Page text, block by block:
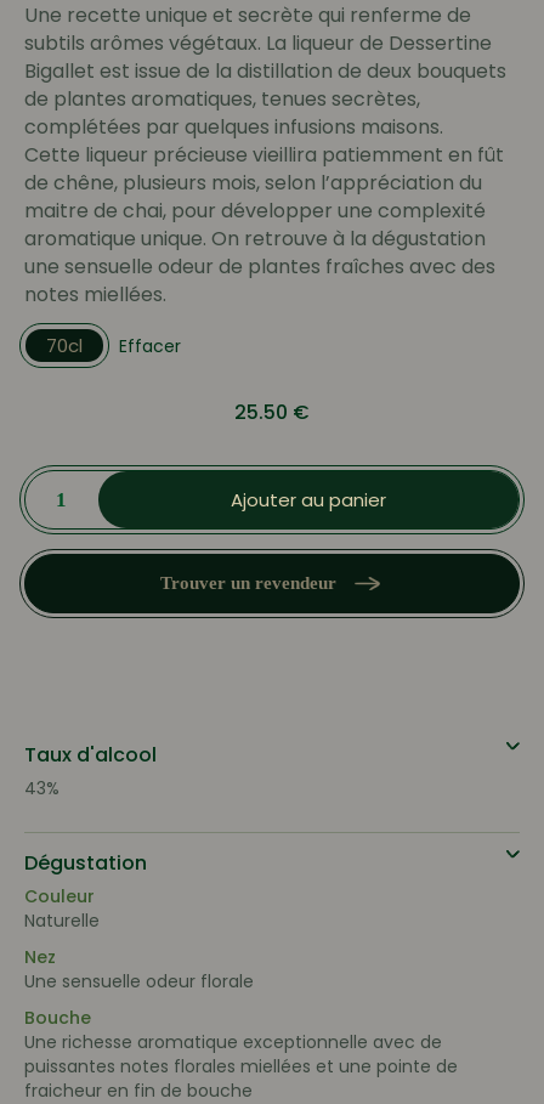
Une recette unique et secrète qui renferme de
subtils arômes végétaux. La liqueur de Dessertine
Bigallet est issue de la distillation de deux bouquets
de plantes aromatiques, tenues secrètes,
complétées par quelques infusions maisons.
Cette liqueur précieuse vieillira patiemment en fût
de chêne, plusieurs mois, selon l’appréciation du
maitre de chai, pour développer une complexité
aromatique unique. On retrouve à la dégustation
une sensuelle odeur de plantes fraîches avec des
notes miellées.
70cl Effacer
25.50 €
quantité
de
Dessertine
l'Originale
-
liqueur
de
plantes
Ajouter au panier
Trouver un revendeur
Taux d'alcool
43%
Dégustation
Couleur
Naturelle
Nez
Une sensuelle odeur florale
Bouche
Une richesse aromatique exceptionnelle avec de
puissantes notes florales miellées et une pointe de
fraicheur en fin de bouche